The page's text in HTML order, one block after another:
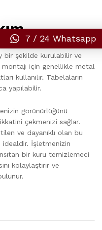
bir şekilde kurulabilir ve
için genellikle metal
kullanılır. Tabelaların
yapılabilir.
görünürlüğünü
çekmenizi sağlar.
ve dayanıklı olan bu
idealdir. İşletmenizin
bir kuru temizlemeci
kolaylaştırır ve
7 / 24 Whatsapp